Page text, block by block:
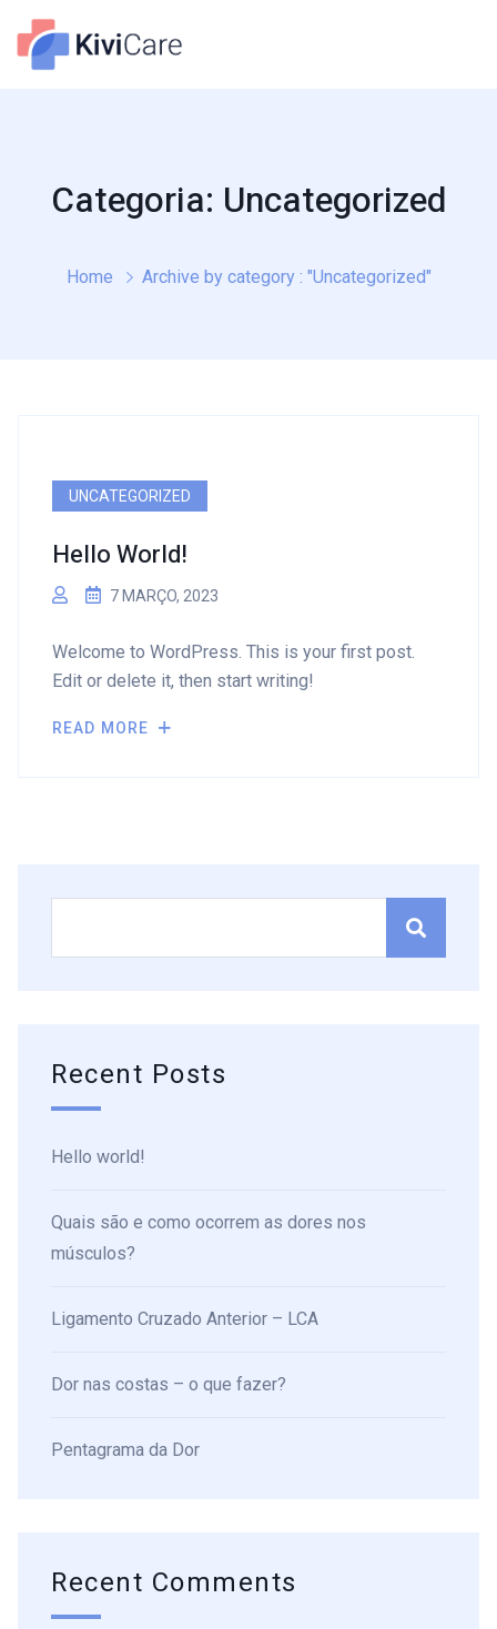
Categoria: Uncategorized
Home Archive by category : "Uncategorized"
UNCATEGORIZED
Hello World!
7 MARÇO, 2023
Welcome to WordPress. This is your first post.
Edit or delete it, then start writing!
READ MORE
Recent Posts
Hello world!
Quais são e como ocorrem as dores nos
músculos?
Ligamento Cruzado Anterior – LCA
Dor nas costas – o que fazer?
Pentagrama da Dor
Recent Comments